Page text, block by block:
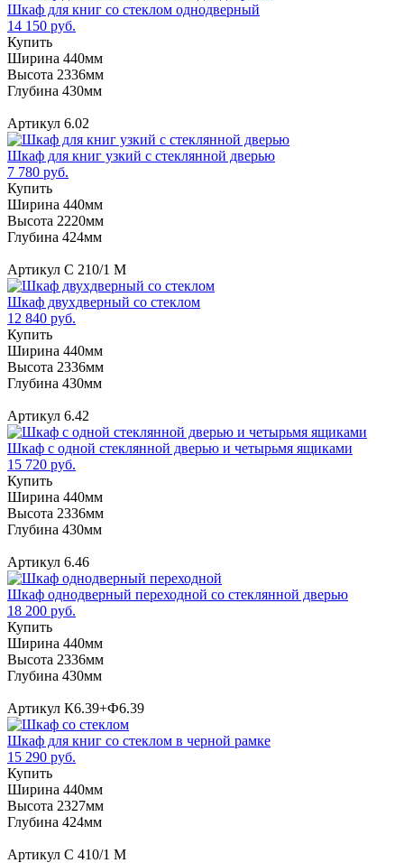
Шкаф для книг со стеклом однодверный
14 150 руб.
Купить
Ширина 440мм
Высота 2336мм
Глубина 430мм
Артикул 6.02
Шкаф для книг узкий с стеклянной дверью
7 780 руб.
Купить
Ширина 440мм
Высота 2220мм
Глубина 424мм
Артикул С 210/1 М
Шкаф двухдверный со стеклом
12 840 руб.
Купить
Ширина 440мм
Высота 2336мм
Глубина 430мм
Артикул 6.42
Шкаф с одной стеклянной дверью и четырьмя ящиками
15 720 руб.
Купить
Ширина 440мм
Высота 2336мм
Глубина 430мм
Артикул 6.46
Шкаф однодверный переходной со стеклянной дверью
18 200 руб.
Купить
Ширина 440мм
Высота 2336мм
Глубина 430мм
Артикул К6.39+Ф6.39
Шкаф для книг со стеклом в черной рамке
15 290 руб.
Купить
Ширина 440мм
Высота 2327мм
Глубина 424мм
Артикул С 410/1 М